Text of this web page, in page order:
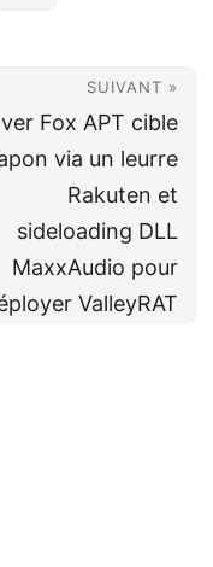
SUIVANT »
Fox APT cible
via un leurre
Rakuten et
sideloading DLL
MaxxAudio pour
ValleyRAT